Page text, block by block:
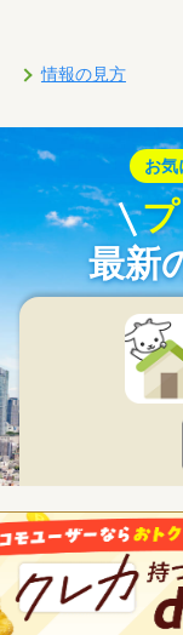
情報の見方
お気
最新